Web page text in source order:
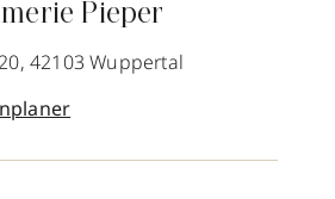
Pieper
42103 Wuppertal